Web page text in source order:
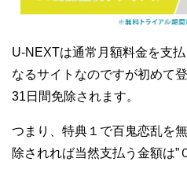
U-NEXTは通常月額料金を支
なるサイトなのですが初めて
31日間免除されます。
つまり、特典１で百鬼恋乱を
除されれば当然支払う金額は”